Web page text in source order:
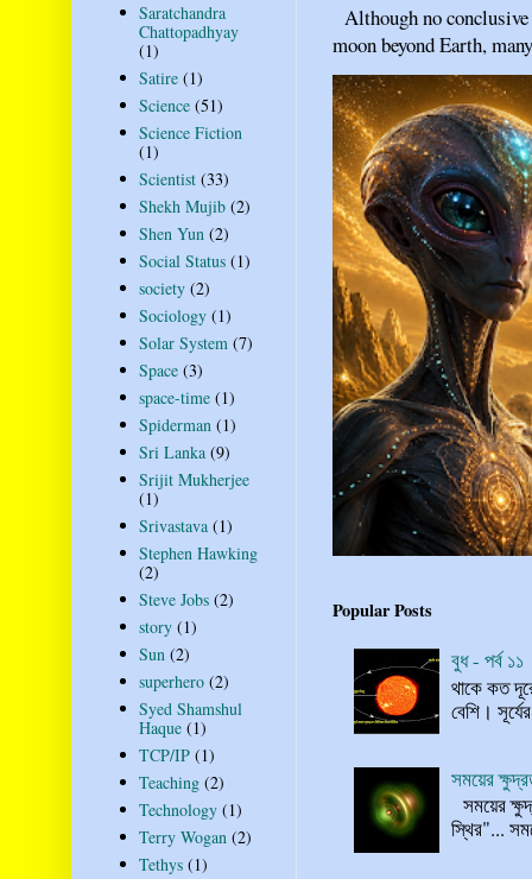
Although no
moon beyond Earth,
Popular Posts
বুধ - পর্ব ১১
থাকে কত
বেশি।
সময়ের
সময়ের
স্থির"...
Saratchandra
Chattopadhyay
(1)
Satire (1)
Science (51)
Science Fiction
(1)
Scientist (33)
Shekh Mujib (2)
Shen Yun (2)
Social Status (1)
society (2)
Sociology (1)
Solar System (7)
Space (3)
space-time (1)
Spiderman (1)
Sri Lanka (9)
Srijit Mukherjee
(1)
Srivastava (1)
Stephen Hawking
(2)
Steve Jobs (2)
story (1)
Sun (2)
superhero (2)
Syed Shamshul
Haque (1)
TCP/IP (1)
Teaching (2)
Technology (1)
Terry Wogan (2)
Tethys (1)